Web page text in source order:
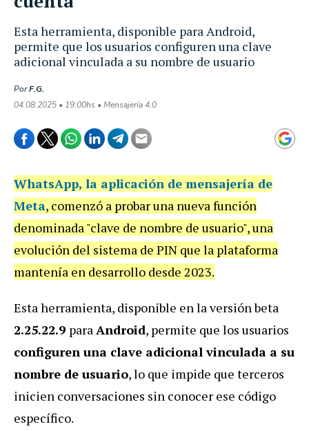
Esta herramienta, disponible para Android,
permite que los usuarios configuren una clave
adicional vinculada a su nombre de usuario
PorF.G.
04.08.2025 • 19:00hs • Mensajería 4.0
WhatsApp, la aplicación de mensajería de
Meta, comenzó a probar una nueva función
denominada "clave de nombre de usuario", una
evolución del sistema de PIN que la plataforma
mantenía en desarrollo desde 2023.
Esta herramienta, disponible en la versión beta
2.25.22.9 paraAndroid, permite que los usuarios
configuren una clave adicional vinculada a su
nombre de usuario, lo que impide que terceros
inicien conversaciones sin conocer ese código
específico.